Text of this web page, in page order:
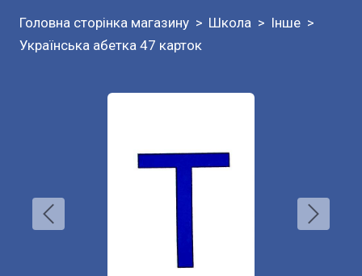
Головна сторінка магазину Школа
Інше
Українська абетка 47 карток